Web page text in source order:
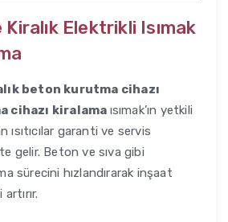
Kiralık Elektrikli Isımak
beton kurutma cihazı
cihazı kiralama ısımak’ın yetkili
ısıtıcılar garanti ve servis
gelir. Beton ve sıva gibi
sürecini hızlandırarak inşaat